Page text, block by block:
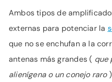
Ambos tipos de
externas para potenciar la
que no se enchufan a la
antenas más grandes ( que
alienígena o un conejo raro